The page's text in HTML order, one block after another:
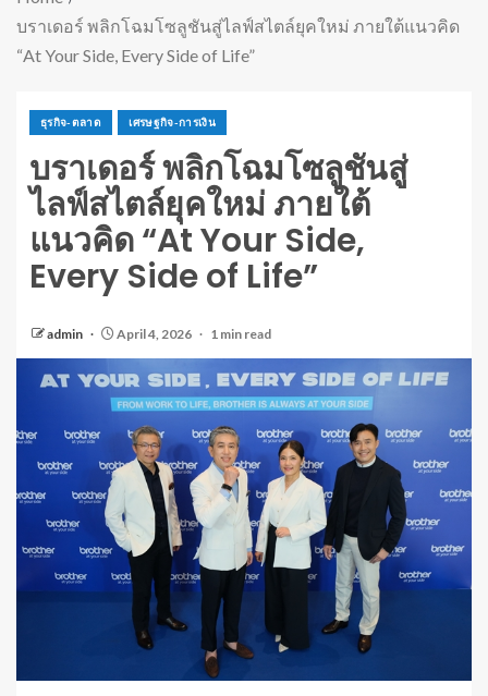
บราเดอร์ พลิกโฉมโซลูชันสู่ไลฟ์สไตล์ยุคใหม่ ภายใต้แนวคิด
“At Your Side, Every Side of Life”
ธุรกิจ-ตลาด เศรษฐกิจ-การเงิน
บราเดอร์ พลิกโฉมโซลูชันสู่
ไลฟ์สไตล์ยุคใหม่ ภายใต้
แนวคิด “At Your Side,
Every Side of Life”
admin April 4, 2026 1 min read